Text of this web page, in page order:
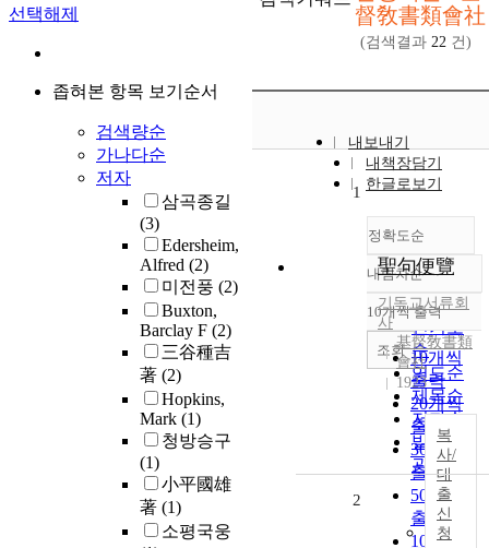
선택해제
좁혀본 항목 보기순서
검색량순
가나다순
저자
삼곡종길
(3)
Edersheim,
Alfred (2)
미전풍 (2)
Buxton,
Barclay F (2)
三谷種吉
著 (2)
Hopkins,
Mark (1)
청방승구
(1)
小平國雄
著 (1)
소평국웅
督敎書類會社
(검색결과 22 건)
내보내기
내책장담기
한글로보기
정확도순
정확도
순
인기도
순
연도순
제목순
저자순
발행기
관순
내림차순
내림차순
10개씩 출력
10개씩
출력
20개씩
출력
30개씩
출력
50개씩
출력
100개씩
조회
1
聖句便覽
기독교서류회
사
基督敎書類
會社
1923
복
사/
대
출
신
청
2